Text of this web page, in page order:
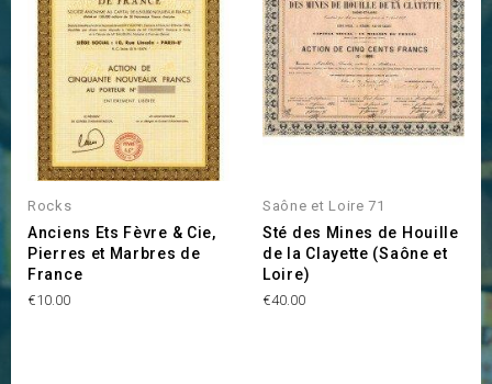
Rocks
Anciens Ets Fèvre & Cie,
Pierres et Marbres de
France
Price
€10.00
Saône et Loire 71
Sté des Mines de Houille
de la Clayette (Saône et
Loire)
Price
€40.00